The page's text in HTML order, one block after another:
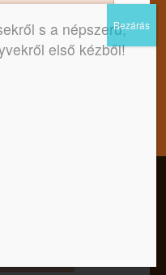
Govinda
Ervin
s a népszerű,
első kézből!